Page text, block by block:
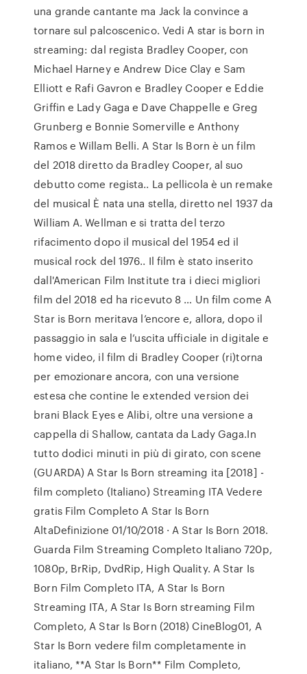
una grande cantante ma Jack la convince a
tornare sul palcoscenico. Vedi A star is born in
streaming: dal regista Bradley Cooper, con
Michael Harney e Andrew Dice Clay e Sam
Elliott e Rafi Gavron e Bradley Cooper e Eddie
Griffin e Lady Gaga e Dave Chappelle e Greg
Grunberg e Bonnie Somerville e Anthony
Ramos e Willam Belli. A Star Is Born è un film
del 2018 diretto da Bradley Cooper, al suo
debutto come regista.. La pellicola è un remake
del musical È nata una stella, diretto nel 1937 da
William A. Wellman e si tratta del terzo
rifacimento dopo il musical del 1954 ed il
musical rock del 1976.. Il film è stato inserito
dall'American Film Institute tra i dieci migliori
film del 2018 ed ha ricevuto 8 … Un film come A
Star is Born meritava l’encore e, allora, dopo il
passaggio in sala e l’uscita ufficiale in digitale e
home video, il film di Bradley Cooper (ri)torna
per emozionare ancora, con una versione
estesa che contine le extended version dei
brani Black Eyes e Alibi, oltre una versione a
cappella di Shallow, cantata da Lady Gaga.In
tutto dodici minuti in più di girato, con scene
(GUARDA) A Star Is Born streaming ita [2018] -
film completo (Italiano) Streaming ITA Vedere
gratis Film Completo A Star Is Born
AltaDefinizione 01/10/2018 · A Star Is Born 2018.
Guarda Film Streaming Completo Italiano 720p,
1080p, BrRip, DvdRip, High Quality. A Star Is
Born Film Completo ITA, A Star Is Born
Streaming ITA, A Star Is Born streaming Film
Completo, A Star Is Born (2018) CineBlog01, A
Star Is Born vedere film completamente in
italiano, **A Star Is Born** Film Completo,